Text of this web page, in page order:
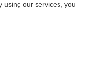
using our services, you